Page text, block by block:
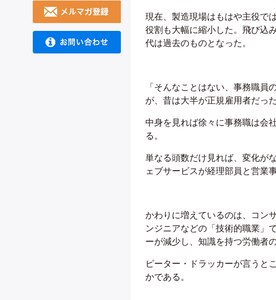
現在、製造現場はもはや主役で
役割も大幅に縮小した。飛び込
代は過去のものとなった。
「そんなことはない、事務職員
が、昔は大半が正規雇用者だっ
中身を見れば徐々に事務職は会
る。
単なる頭数だけ見れば、変化が
ェブサービスが経理部員と営業
かわりに増えているのは、コン
ンジニアなどの「技術的職業」
ーが減少し、知識を持つ労働者
ピーター・ドラッカーが言うと
かである。